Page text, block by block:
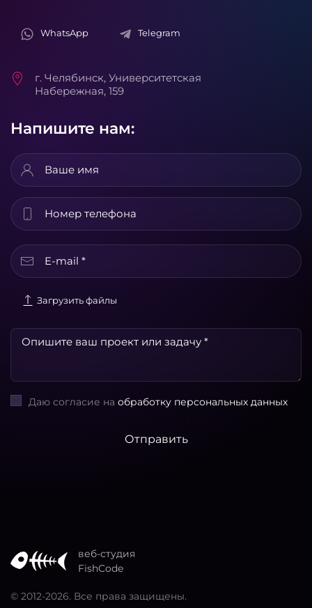
WhatsApp Telegram
г. Челябинск, Университетская
Набережная, 159
Напишите нам:
Загрузить файлы
Даю согласие на обработку персональных данных
Отправить
веб-студия
FishCode
© 2012-2026. Все права защищены.